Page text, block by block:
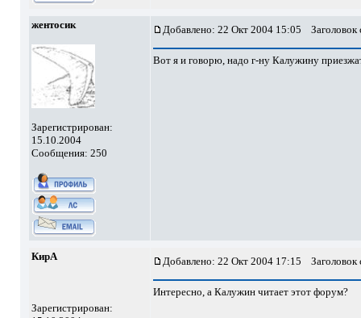
жентосик
Зарегистрирован:
15.10.2004
Сообщения: 250
Добавлено: 22 Окт 2004 15:05
Вот я и говорю, надо г-ну Калужину
КирА
Зарегистрирован:
Добавлено: 22 Окт 2004 17:15
Интересно, а Калужин читает этот форум?